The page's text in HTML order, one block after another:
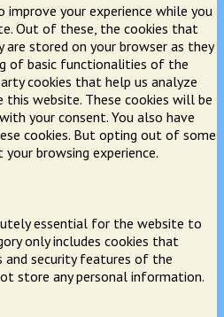
improve your experience while you
Out of these, the cookies that
are stored on your browser as they
of basic functionalities of the
cookies that help us analyze
this website. These cookies will be
your consent. You also have
cookies. But opting out of some
browsing experience.
essential for the website to
only includes cookies that
and security features of the
store any personal information.